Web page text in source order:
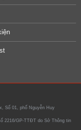
Số 01, phố Nguyễn Huy
2216/GP-TTĐT do Sở Thông tin